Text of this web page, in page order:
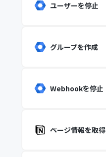
ユーザーを停止
グループを作成
Webhookを停止
ページ情報を取得